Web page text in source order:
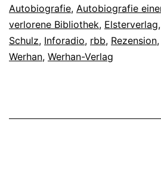
Autobiografie, Autobiografie
verlorene Bibliothek, Elsterverlag,
Schulz, Inforadio, rbb, Rezension,
Werhan, Werhan-Verlag